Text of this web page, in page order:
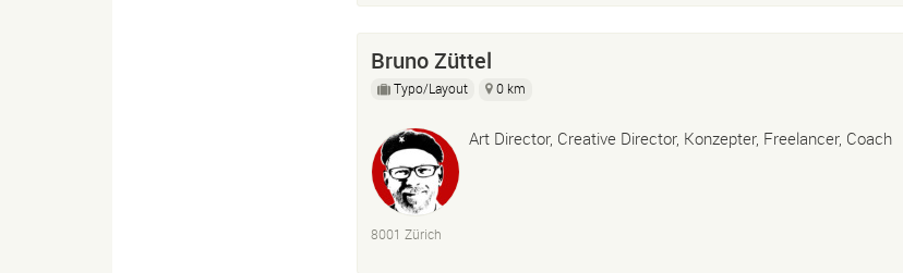
Bruno Züttel
Typo/Layout 0 km
Art Director, Creative Director, Konzepter, Freelancer, Coach
8001 Zürich